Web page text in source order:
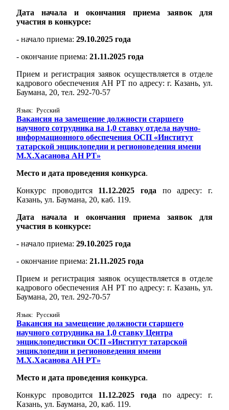
Дата начала и окончания приема заявок для
участия в конкурсе:
- начало приема: 29.10.2025 года
- окончание приема: 21.11.2025 года
Прием и регистрация заявок осуществляется в отделе
кадрового обеспечения АН РТ по адресу: г. Казань, ул.
Баумана, 20, тел. 292-70-57
Язык: Русский
Вакансия на замещение должности старшего
научного сотрудника на 1,0 ставку отдела научно-
информационного обеспечения ОСП «Институт
татарской энциклопедии и регионоведения имени
М.Х.Хасанова АН РТ»
Место и дата проведения конкурса.
Конкурс проводится 11.12.2025 года по адресу: г.
Казань, ул. Баумана, 20, каб. 119.
Дата начала и окончания приема заявок для
участия в конкурсе:
- начало приема: 29.10.2025 года
- окончание приема: 21.11.2025 года
Прием и регистрация заявок осуществляется в отделе
кадрового обеспечения АН РТ по адресу: г. Казань, ул.
Баумана, 20, тел. 292-70-57
Язык: Русский
Вакансия на замещение должности старшего
научного сотрудника на 1,0 ставку Центра
энциклопедистики ОСП «Институт татарской
энциклопедии и регионоведения имени
М.Х.Хасанова АН РТ»
Место и дата проведения конкурса.
Конкурс проводится 11.12.2025 года по адресу: г.
Казань, ул. Баумана, 20, каб. 119.